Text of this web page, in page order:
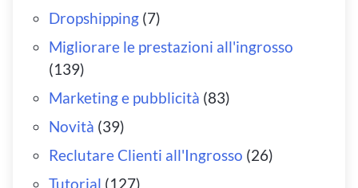
Dropshipping(7)
Migliorare le prestazioni all'ingrosso
(139)
Marketing e pubblicità (83)
Novità (39)
Reclutare Clienti all'Ingrosso (26)
Tutorial (127)